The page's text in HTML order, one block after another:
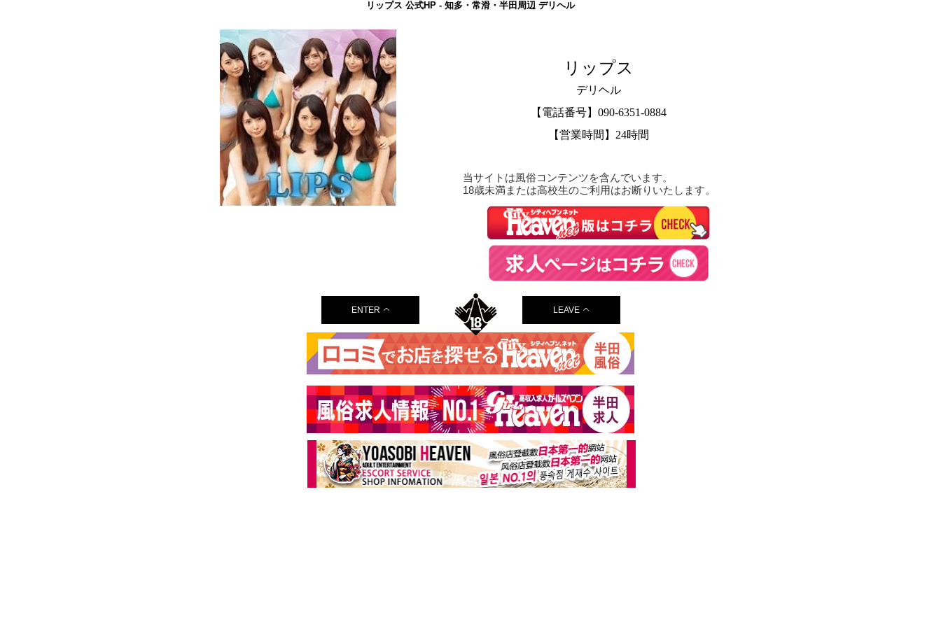
LEAVE
ENTER
リップス 公式HP - 知多・常滑・半田周辺 デリヘル
当サイトは風俗コンテンツを含んでいます。
18歳未満または高校生のご利用はお断りいたします。
リップス
デリヘル
【電話番号】090-6351-0884
【営業時間】24時間